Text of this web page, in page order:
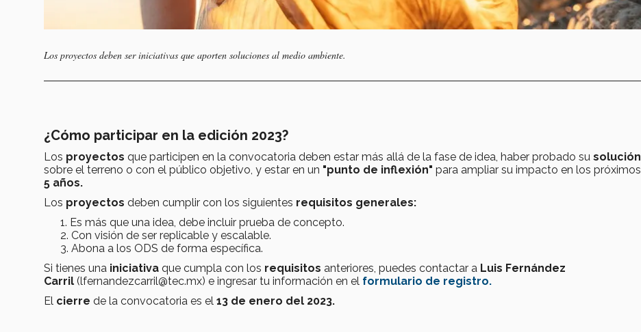
Los proyectos deben ser iniciativas que aporten soluciones al medio ambiente.
¿Cómo participar en la edición 2023?
Los proyectos que participen en la convocatoria deben estar más allá de la fase de idea, haber probado su solución
sobre el terreno o con el público objetivo, y estar en un "punto de inflexión" para ampliar su impacto en los próximos
5 años.
Los proyectos deben cumplir con los siguientes requisitos generales:
Es más que una idea, debe incluir prueba de concepto.
Con visión de ser replicable y escalable.
Abona a los ODS de forma específica.
Si tienes una iniciativa que cumpla con los requisitos anteriores, puedes contactar a Luis Fernández
Carril (lfernandezcarril@tec.mx) e ingresar tu información en el formulario de registro.
El cierre de la convocatoria es el 13 de enero del 2023.